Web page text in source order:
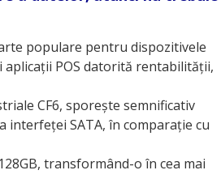
populare pentru dispozitivele
POS datorită rentabilității,
CF6, sporește semnificativ
interfeței SATA, în comparație cu
transformând-o în cea mai